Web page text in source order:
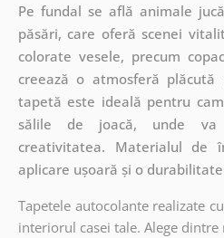
Pe fundal se află animale
păsări, care oferă scenei
colorate vesele, precum
creează o atmosferă
tapetă este ideală pentru
sălile de joacă, unde va
creativitatea. Materialul de
aplicare ușoară și o
Tapetele autocolante realizate
interiorul casei tale. Alege